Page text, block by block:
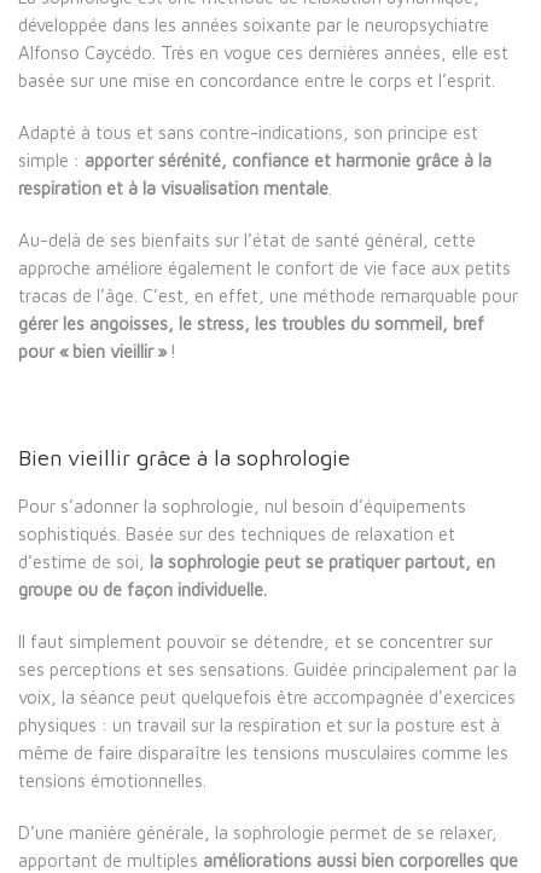
développée dans les années soixante par le neuropsychiatre
Alfonso Caycédo. Très en vogue ces dernières années, elle est
basée sur une mise en concordance entre le corps et l’esprit.
Adapté à tous et sans contre-indications, son principe est
simple : apporter sérénité, confiance et harmonie grâce à la
respiration et à la visualisation mentale
Au-delà de ses bienfaits sur l’état de santé général, cette
approche améliore également le confort de vie face aux petits
tracas de l’âge. C’est, en effet, une méthode remarquable pour
gérer les angoisses, le stress, les troubles du sommeil, bref
pour « bien vieillir »!
Bien vieillir grâce à la sophrologie
Pour s’adonner la sophrologie, nul besoin d’équipements
sophistiqués. Basée sur des techniques de relaxation et
d’estime de soi, la sophrologie peut se pratiquer partout, en
groupe ou de façon individuelle.
Il faut simplement pouvoir se détendre, et se concentrer sur
ses perceptions et ses sensations. Guidée principalement par la
voix, la séance peut quelquefois être accompagnée d’exercices
physiques : un travail sur la respiration et sur la posture est à
même de faire disparaître les tensions musculaires comme les
tensions émotionnelles.
D’une manière générale, la sophrologie permet de se relaxer,
apportant de multiples améliorations aussi bien corporelles que